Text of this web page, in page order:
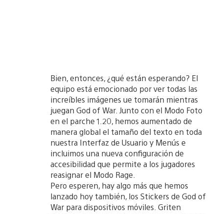
Bien, entonces, ¿qué están esperando? El
equipo está emocionado por ver todas las
increíbles imágenes ue tomarán mientras
juegan God of War. Junto con el Modo Foto
en el parche 1.20, hemos aumentado de
manera global el tamaño del texto en toda
nuestra Interfaz de Usuario y Menús e
incluimos una nueva configuración de
accesibilidad que permite a los jugadores
reasignar el Modo Rage.
Pero esperen, hay algo más que hemos
lanzado hoy también, los Stickers de God of
War para dispositivos móviles. Griten